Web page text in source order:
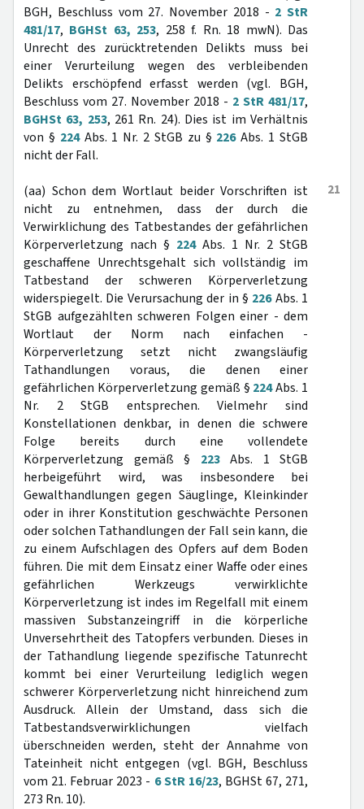
BGH, Beschluss vom 27. November 2018 - 2 StR
481/17, BGHSt 63, 253, 258 f. Rn. 18 mwN). Das
Unrecht des zurücktretenden Delikts muss bei
einer Verurteilung wegen des verbleibenden
Delikts erschöpfend erfasst werden (vgl. BGH,
Beschluss vom 27. November 2018 - 2 StR 481/17,
BGHSt 63, 253, 261 Rn. 24). Dies ist im Verhältnis
von § 224Abs. 1 Nr. 2 StGB zu § 226Abs. 1 StGB
nicht der Fall.
21
(aa) Schon dem Wortlaut beider Vorschriften ist
nicht zu entnehmen, dass der durch die
Verwirklichung des Tatbestandes der gefährlichen
Körperverletzung nach § 224Abs. 1 Nr. 2 StGB
geschaffene Unrechtsgehalt sich vollständig im
Tatbestand der schweren Körperverletzung
widerspiegelt. Die Verursachung der in § 226Abs. 1
StGB aufgezählten schweren Folgen einer - dem
Wortlaut der Norm nach einfachen -
Körperverletzung setzt nicht zwangsläufig
Tathandlungen voraus, die denen einer
gefährlichen Körperverletzung gemäß § 224Abs. 1
Nr. 2 StGB entsprechen. Vielmehr sind
Konstellationen denkbar, in denen die schwere
Folge bereits durch eine vollendete
Körperverletzung gemäß § 223Abs. 1 StGB
herbeigeführt wird, was insbesondere bei
Gewalthandlungen gegen Säuglinge, Kleinkinder
oder in ihrer Konstitution geschwächte Personen
oder solchen Tathandlungen der Fall sein kann, die
zu einem Aufschlagen des Opfers auf dem Boden
führen. Die mit dem Einsatz einer Waffe oder eines
gefährlichen Werkzeugs verwirklichte
Körperverletzung ist indes im Regelfall mit einem
massiven Substanzeingriff in die körperliche
Unversehrtheit des Tatopfers verbunden. Dieses in
der Tathandlung liegende spezifische Tatunrecht
kommt bei einer Verurteilung lediglich wegen
schwerer Körperverletzung nicht hinreichend zum
Ausdruck. Allein der Umstand, dass sich die
Tatbestandsverwirklichungen vielfach
überschneiden werden, steht der Annahme von
Tateinheit nicht entgegen (vgl. BGH, Beschluss
vom 21. Februar 2023 - 6 StR 16/23, BGHSt 67, 271,
273 Rn. 10).